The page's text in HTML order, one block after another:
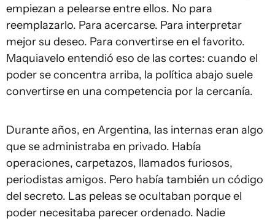
empiezan a pelearse entre ellos. No para
reemplazarlo. Para acercarse. Para interpretar
mejor su deseo. Para convertirse en el favorito.
Maquiavelo entendió eso de las cortes: cuando el
poder se concentra arriba, la política abajo suele
convertirse en una competencia por la cercanía.
Durante años, en Argentina, las internas eran algo
que se administraba en privado. Había
operaciones, carpetazos, llamados furiosos,
periodistas amigos. Pero había también un código
del secreto. Las peleas se ocultaban porque el
poder necesitaba parecer ordenado. Nadie